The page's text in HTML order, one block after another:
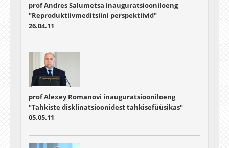
prof Andres Salumetsa inauguratsiooniloeng
"Reproduktiivmeditsiini perspektiivid"
26.04.11
prof Alexey Romanovi inauguratsiooniloeng
"Tahkiste disklinatsioonidest tahkisefüüsikas"
05.05.11